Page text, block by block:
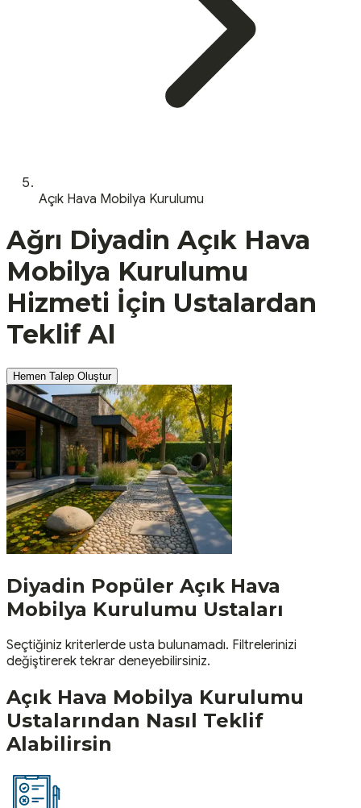
Açık Hava Mobilya Kurulumu
Ağrı Diyadin Açık Hava
Mobilya Kurulumu
Hizmeti İçin Ustalardan
Teklif Al
Hemen Talep Oluştur
Diyadin Popüler Açık Hava
Mobilya Kurulumu Ustaları
Seçtiğiniz kriterlerde usta bulunamadı. Filtrelerinizi
değiştirerek tekrar deneyebilirsiniz.
Açık Hava Mobilya Kurulumu
Ustalarından Nasıl Teklif
Alabilirsin